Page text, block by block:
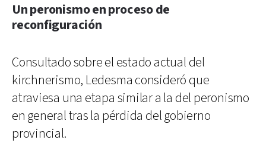
Un peronismo en proceso de
reconfiguración
Consultado sobre el estado actual del
kirchnerismo, Ledesma consideró que
atraviesa una etapa similar a la del peronismo
en general tras la pérdida del gobierno
provincial.